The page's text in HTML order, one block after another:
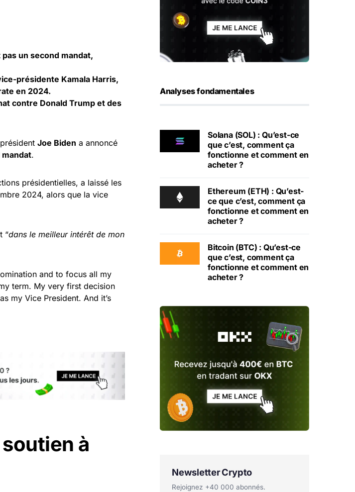
un second mandat,
présidente Kamala Harris,
en 2024.
contre Donald Trump et des
Joe Biden a annoncé
.
présidentielles, a laissé les
2024, alors que la vice
“dans le meilleur intérêt de mon
and to focus all my
term. My very first decision
my Vice President. And it’s
à
Analyses fondamentales
Solana (SOL) : Qu’est-ce
que c’est, comment ça
fonctionne et comment en
acheter ?
Ethereum (ETH) : Qu’est-
ce que c’est, comment ça
fonctionne et comment en
acheter ?
Bitcoin (BTC) : Qu’est-ce
que c’est, comment ça
fonctionne et comment en
acheter ?
Newsletter Crypto
Rejoignez +40 000 abonnés.